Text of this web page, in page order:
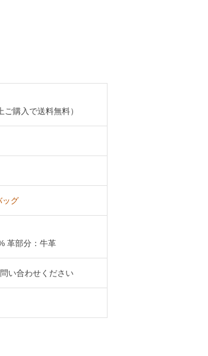
ご購入で送料無料）
ッグ
革部分：牛革
い合わせください